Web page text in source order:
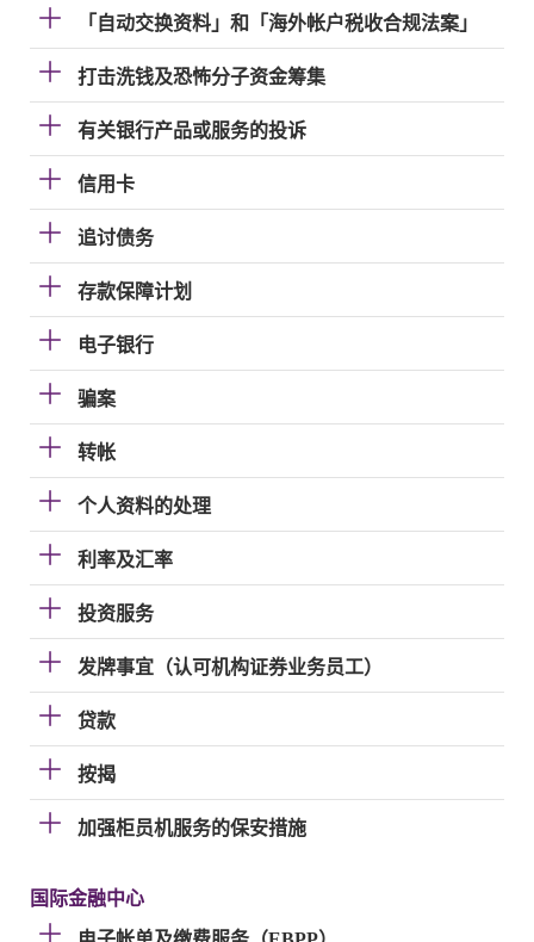
「自动交换资料」和「海外帐户税收合规法案」
打击洗钱及恐怖分子资金筹集
有关银行产品或服务的投诉
信用卡
追讨债务
存款保障计划
电子银行
骗案
转帐
个人资料的处理
利率及汇率
投资服务
发牌事宜（认可机构证券业务员工）
贷款
按揭
加强柜员机服务的保安措施
国际金融中心